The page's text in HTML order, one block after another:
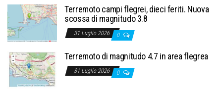
Terremoto campi flegrei, dieci feriti. Nuova
scossa di magnitudo 3.8
31 Luglio 2026 0
Terremoto di magnitudo 4.7 in area flegrea
31 Luglio 2026 0